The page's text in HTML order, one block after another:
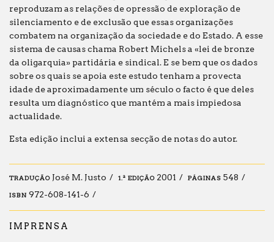
reproduzam as relações de opressão de exploração de
silenciamento e de exclusão que essas organizações
combatem na organização da sociedade e do Estado. A esse
sistema de causas chama Robert Michels a «lei de bronze
da oligarquia» partidária e sindical. E se bem que os dados
sobre os quais se apoia este estudo tenham a provecta
idade de aproximadamente um século o facto é que deles
resulta um diagnóstico que mantém a mais impiedosa
actualidade.
Esta edição inclui a extensa secção de notas do autor.
TRADUÇÃO José M. Justo 1.ª EDIÇÃO 2001 PÁGINAS 548
ISBN 972-608-141-6
IMPRENSA